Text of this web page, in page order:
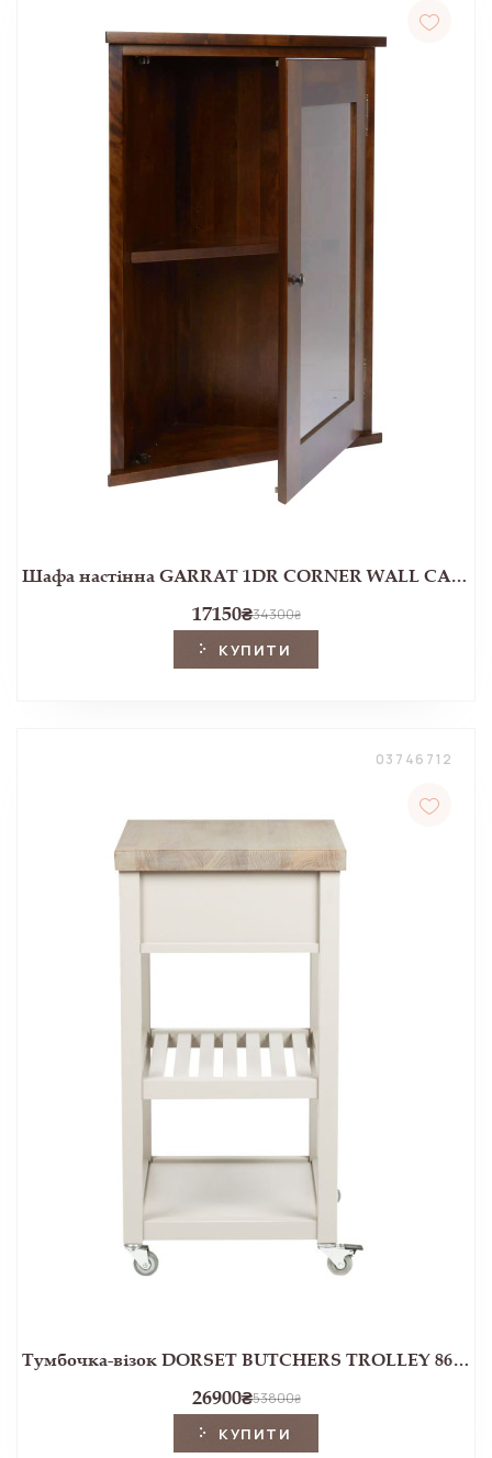
Шафа настінна GARRAT 1DR CORNER WALL CABINET 78*61*33 (Dark Chestnut)
17150₴34300₴
КУПИТИ
03746712
Тумбочка-візок DORSET BUTCHERS TROLLEY 86*65*45 (White)
26900₴53800₴
КУПИТИ